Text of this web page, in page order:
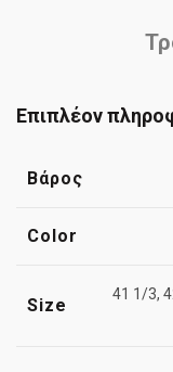
Επιπλέον
Βάρος
Color
Size
41 1/3,